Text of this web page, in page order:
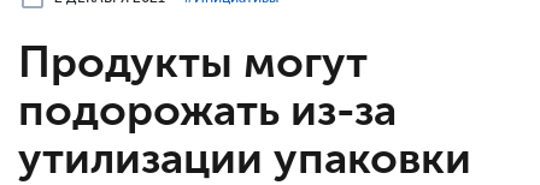
Продукты могут
подорожать из-за
утилизации упаковки